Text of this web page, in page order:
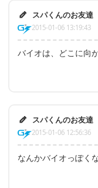
スパくんのお友達
2015-01-06 13:19:43
バイオは、どこに向
スパくんのお友達
2015-01-06 12:56:36
なんかバイオっぽく